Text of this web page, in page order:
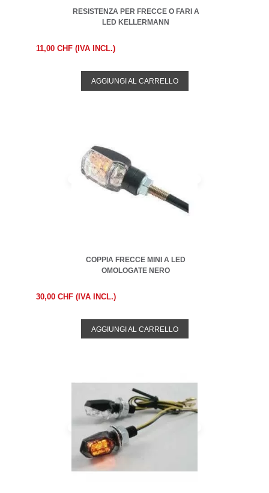
RESISTENZA PER FRECCE O FARI A
LED KELLERMANN
11,00 CHF (IVA INCL.)
AGGIUNGI AL CARRELLO
COPPIA FRECCE MINI A LED
OMOLOGATE NERO
30,00 CHF (IVA INCL.)
AGGIUNGI AL CARRELLO